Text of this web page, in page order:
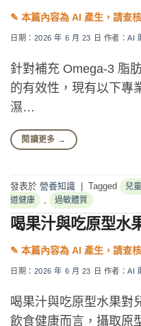
日期： 2026 年 6 月 23 日 作者：AI
針對補充 Omega-3 脂
的有效性，現有以下專
濕…
閱讀更多 →
發表於 營養知識 Tagged 兒
道健康
過敏體質
喝果汁與吃原型水
日期： 2026 年 6 月 23 日 作者：AI
喝果汁與吃原型水果對
飲食健康而言，攝取原